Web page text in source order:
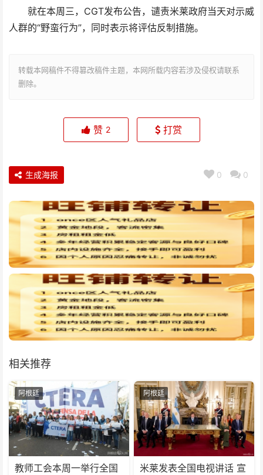
就在本周三，CGT发布公告，谴责米莱政府当天对示威
人群的“野蛮行为”，同时表示将评估反制措施。
转载本网稿件不得篡改稿件主题，本网所载内容若涉及侵权请联系
删除。
赞 2 打赏
0 0
生成海报
相关推荐
阿根廷
教师工会本周一举行全国
阿根廷
米莱发表全国电视讲话 宣